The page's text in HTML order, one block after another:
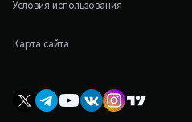
Условия использования
Карта сайта